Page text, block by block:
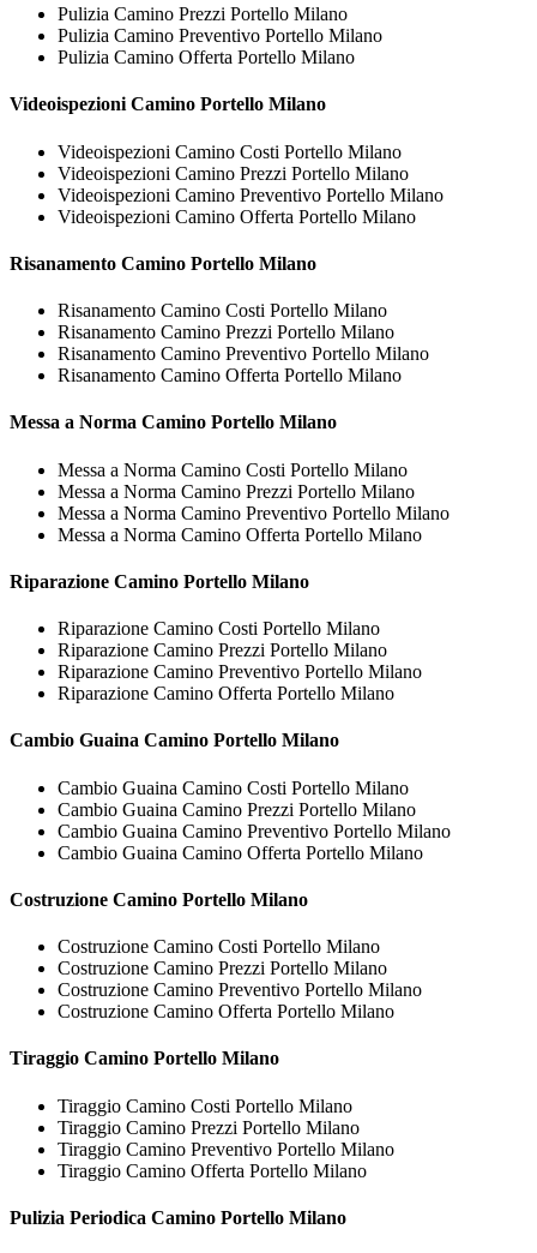
Pulizia Camino Prezzi Portello Milano
Pulizia Camino Preventivo Portello Milano
Pulizia Camino Offerta Portello Milano
Videoispezioni Camino Portello Milano
Videoispezioni Camino Costi Portello Milano
Videoispezioni Camino Prezzi Portello Milano
Videoispezioni Camino Preventivo Portello Milano
Videoispezioni Camino Offerta Portello Milano
Risanamento Camino Portello Milano
Risanamento Camino Costi Portello Milano
Risanamento Camino Prezzi Portello Milano
Risanamento Camino Preventivo Portello Milano
Risanamento Camino Offerta Portello Milano
Messa a Norma Camino Portello Milano
Messa a Norma Camino Costi Portello Milano
Messa a Norma Camino Prezzi Portello Milano
Messa a Norma Camino Preventivo Portello Milano
Messa a Norma Camino Offerta Portello Milano
Riparazione Camino Portello Milano
Riparazione Camino Costi Portello Milano
Riparazione Camino Prezzi Portello Milano
Riparazione Camino Preventivo Portello Milano
Riparazione Camino Offerta Portello Milano
Cambio Guaina Camino Portello Milano
Cambio Guaina Camino Costi Portello Milano
Cambio Guaina Camino Prezzi Portello Milano
Cambio Guaina Camino Preventivo Portello Milano
Cambio Guaina Camino Offerta Portello Milano
Costruzione Camino Portello Milano
Costruzione Camino Costi Portello Milano
Costruzione Camino Prezzi Portello Milano
Costruzione Camino Preventivo Portello Milano
Costruzione Camino Offerta Portello Milano
Tiraggio Camino Portello Milano
Tiraggio Camino Costi Portello Milano
Tiraggio Camino Prezzi Portello Milano
Tiraggio Camino Preventivo Portello Milano
Tiraggio Camino Offerta Portello Milano
Pulizia Periodica Camino Portello Milano